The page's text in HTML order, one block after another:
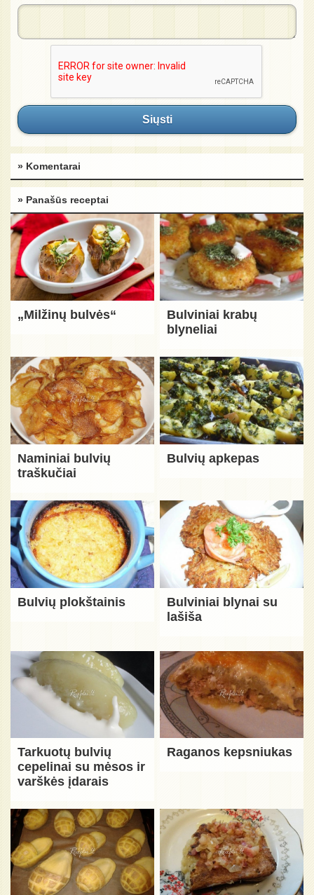
Siųsti
» Komentarai
» Panašūs receptai
„Milžinų bulvės“
Bulviniai krabų
blyneliai
Naminiai bulvių
traškučiai
Bulvių apkepas
Bulvių plokštainis
Bulviniai blynai su
lašiša
Tarkuotų bulvių
cepelinai su mėsos ir
varškės įdarais
Raganos kepsniukas